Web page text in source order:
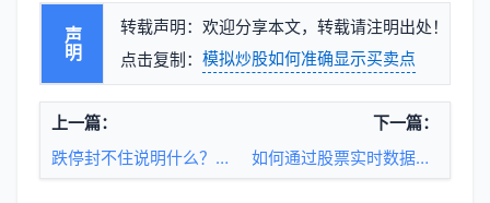
声明
转载声明：欢迎分享本文，转载请注明出处！
点击复制： 模拟炒股如何准确显示买卖点
上一篇：
跌停封不住说明什么？投资者该如何应对
下一篇：
如何通过股票实时数据优化期货交易策略